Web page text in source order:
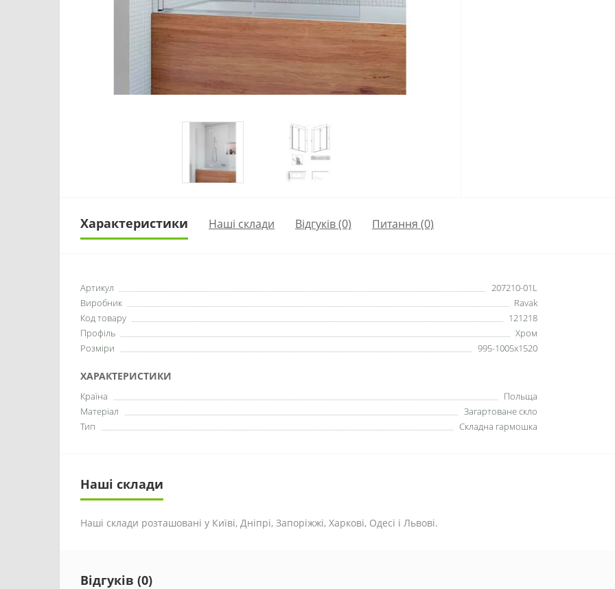
Характеристики Наші склади Відгуків (0) Питання (0)
Артикул
207210-01L
Виробник
Ravak
Код товару
121218
Профіль
Хром
Розміри
995-1005x1520
ХАРАКТЕРИСТИКИ
Країна
Польща
Матеріал
Загартоване скло
Тип
Складна гармошка
Наші склади
Наші склади розташовані у Київі, Дніпрі, Запоріжжі, Харкові, Одесі і Львові.
Відгуків (0)